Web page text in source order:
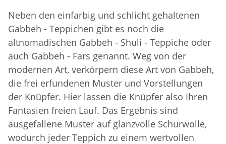
Neben den einfarbig und schlicht gehaltenen
Gabbeh - Teppichen gibt es noch die
altnomadischen Gabbeh - Shuli - Teppiche oder
auch Gabbeh - Fars genannt. Weg von der
modernen Art, verkörpern diese Art von Gabbeh,
die frei erfundenen Muster und Vorstellungen
der Knüpfer. Hier lassen die Knüpfer also Ihren
Fantasien freien Lauf. Das Ergebnis sind
ausgefallene Muster auf glanzvolle Schurwolle,
wodurch jeder Teppich zu einem wertvollen